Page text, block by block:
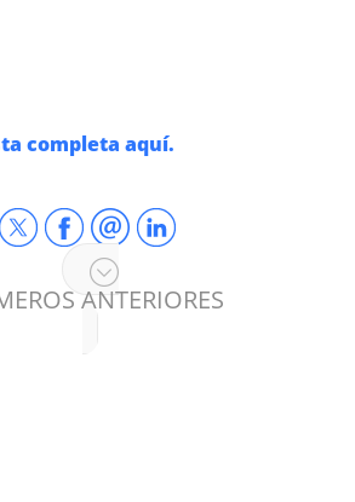
completa aquí.
ANTERIORES